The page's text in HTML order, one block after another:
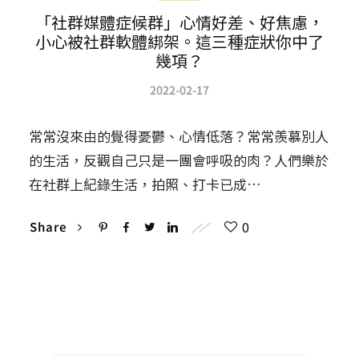
「社群媒體症候群」心情好差、好焦慮，
小心被社群軟體綁架。這三種症狀你中了
幾項？
2022-02-17
常常沒來由的覺得憂鬱、心情低落？常常羨慕別人
的生活，反觀自己只是一團會呼吸的肉？人們樂於
在社群上紀錄生活，拍照、打卡已成…
Share 0